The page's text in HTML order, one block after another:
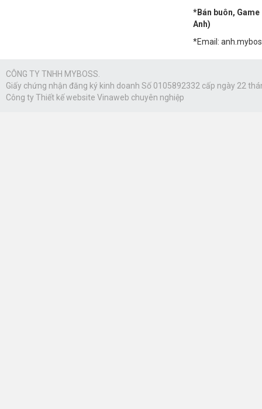
*Bán buôn, Game
Anh)
*Email:
CÔNG TY TNHH MYBOSS.
Giấy chứng nhận đăng ký kinh doanh Số 0105892332 cấp ngày 22
Công tyThiết kế website Vinaweb chuyên nghiệp